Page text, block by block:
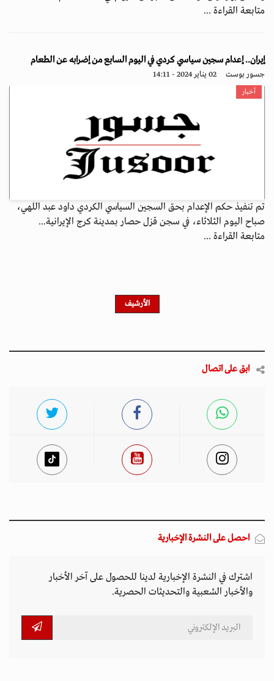
متابعة القراءة ...
إيران.. إعدام سجين سياسي كردي في اليوم السابع من إضرابه عن الطعام
جسور بوست 02 يناير 2024 - 14:11
أخبار
تم تنفيذ حكم الإعدام بحق السجين السياسي الكردي داود عبد اللهي،
صباح اليوم الثلاثاء، في سجن قزل حصار بمدينة كرج الإيرانية...
متابعة القراءة ...
الأرشيف
ابق على اتصال
احصل على النشرة الإخبارية
اشترك في النشرة الإخبارية لدينا للحصول على آخر الأخبار
والأخبار الشعبية والتحديثات الحصرية.